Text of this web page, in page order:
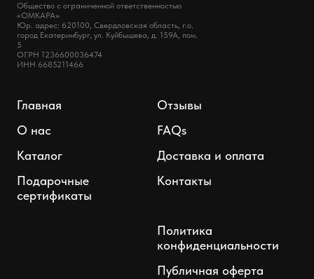
Общество с ограниченной ответственностью
«ОМКАРА»
Юр. адрес: 620100, Свердловская область, г.о.
город Екатеринбург, ул. Куйбышева, д. 159А, пом.
5
ОГРН 1236600036474
ИНН 6685211466
Главная
О нас
Каталог
Подарочные
сертификаты
Отзывы
FAQs
Доставка и оплата
Контакты
Политика
конфиденциальности
Публичная оферта